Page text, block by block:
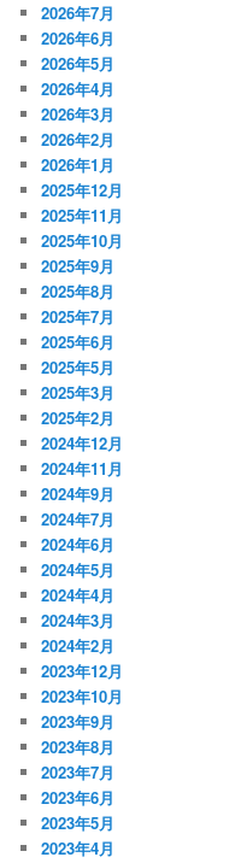
2026年7月
2026年6月
2026年5月
2026年4月
2026年3月
2026年2月
2026年1月
2025年12月
2025年11月
2025年10月
2025年9月
2025年8月
2025年7月
2025年6月
2025年5月
2025年3月
2025年2月
2024年12月
2024年11月
2024年9月
2024年7月
2024年6月
2024年5月
2024年4月
2024年3月
2024年2月
2023年12月
2023年10月
2023年9月
2023年8月
2023年7月
2023年6月
2023年5月
2023年4月